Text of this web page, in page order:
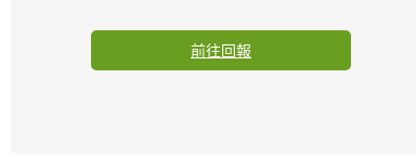
前往回報